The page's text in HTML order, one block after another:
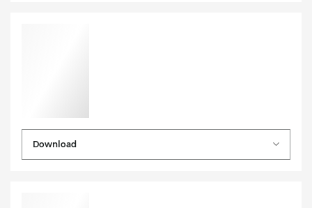
Download